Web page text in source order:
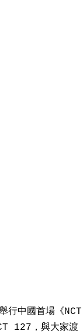
行中國首場《NCT
127，與大家渡